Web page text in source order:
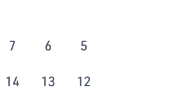
5
6
7
12
13
14